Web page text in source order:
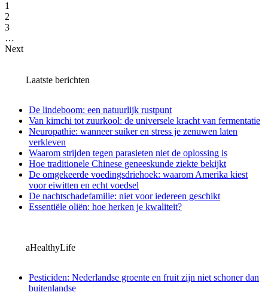
1
2
3
…
Next
Laatste berichten
De lindeboom: een natuurlijk rustpunt
Van kimchi tot zuurkool: de universele kracht van fermentatie
Neuropathie: wanneer suiker en stress je zenuwen laten
verkleven
Waarom strijden tegen parasieten niet de oplossing is
Hoe traditionele Chinese geneeskunde ziekte bekijkt
De omgekeerde voedingsdriehoek: waarom Amerika kiest
voor eiwitten en echt voedsel
De nachtschadefamilie: niet voor iedereen geschikt
Essentiële oliën: hoe herken je kwaliteit?
aHealthyLife
Pesticiden: Nederlandse groente en fruit zijn niet schoner dan
buitenlandse